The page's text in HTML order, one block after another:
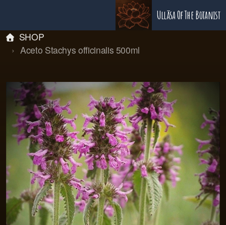
Ullāsa Of The Botanist
SHOP
Aceto Stachys officinalis 500ml